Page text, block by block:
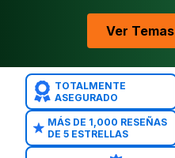
Ver
TOTALMENTE
ASEGURADO
MÁS DE 1,000 RESEÑAS
DE 5 ESTRELLAS